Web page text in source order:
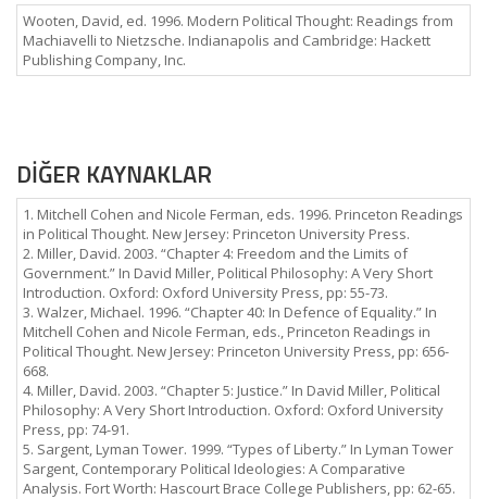
Wooten, David, ed. 1996. Modern Political Thought: Readings from
Machiavelli to Nietzsche. Indianapolis and Cambridge: Hackett
Publishing Company, Inc.
DİĞER KAYNAKLAR
1. Mitchell Cohen and Nicole Ferman, eds. 1996. Princeton Readings
in Political Thought. New Jersey: Princeton University Press.
2. Miller, David. 2003. “Chapter 4: Freedom and the Limits of
Government.” In David Miller, Political Philosophy: A Very Short
Introduction. Oxford: Oxford University Press, pp: 55-73.
3. Walzer, Michael. 1996. “Chapter 40: In Defence of Equality.” In
Mitchell Cohen and Nicole Ferman, eds., Princeton Readings in
Political Thought. New Jersey: Princeton University Press, pp: 656-
668.
4. Miller, David. 2003. “Chapter 5: Justice.” In David Miller, Political
Philosophy: A Very Short Introduction. Oxford: Oxford University
Press, pp: 74-91.
5. Sargent, Lyman Tower. 1999. “Types of Liberty.” In Lyman Tower
Sargent, Contemporary Political Ideologies: A Comparative
Analysis. Fort Worth: Hascourt Brace College Publishers, pp: 62-65.